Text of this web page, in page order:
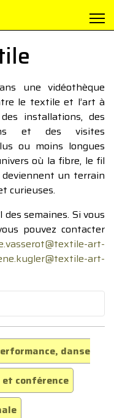
une vidéothèque
le textile et l’art à
installations, des
et des visites
ou moins longues
où la fibre, le fil
un terrain
curieuses.
semaines. Si vous
pouvez contacter
art-
art-
danse
conférence